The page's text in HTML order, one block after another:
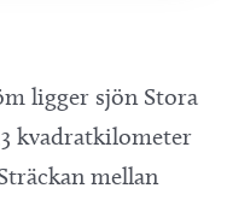
ligger sjön Stora
kvadratkilometer
mellan